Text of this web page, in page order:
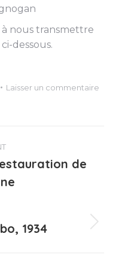
nous transmettre
dessous.
Laisser un commentaire
de
1934